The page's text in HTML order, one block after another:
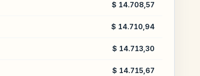
$ 14.708,57
$ 14.710,94
$ 14.713,30
$ 14.715,67